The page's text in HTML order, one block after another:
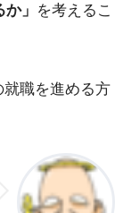
」 を考えるこ
職を進める方